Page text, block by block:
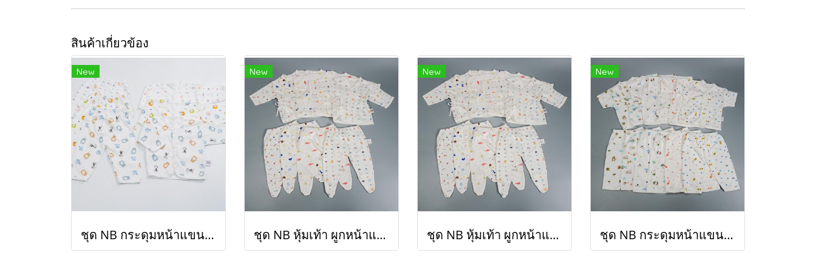
สินค้าเกี่ยวข้อง
New
ชุด NB กระดุมหน้าแขนยาว (ขายส่งเริ่มต้น 100 ชุด)
New
ชุด NB หุ้มเท้า ผูกหน้าแขนยาว S (ขายส่งเริ่มต้น 100 ชุด)
New
ชุด NB หุ้มเท้า ผูกหน้าแขนยาว M (ขายส่งเริ่มต้น 100 ชุด )
New
ชุด NB กระดุมหน้าแขนสั้น (ขายส่งเริ่มต้น 100 ชุด )